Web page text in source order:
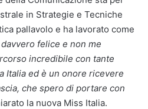
in Strategie e Tecniche
pallavolo e ha lavorato come
felice e non me
incredibile con tante
Italia ed è un onore ricevere
che spero di portare con
la nuova Miss Italia.